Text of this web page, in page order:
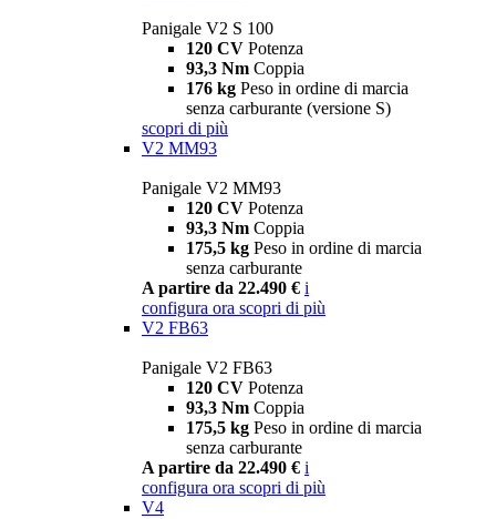
Panigale V2 S 100
120 CV Potenza
93,3 Nm Coppia
176 kg Peso in ordine di marcia
senza carburante (versione S)
scopri di più
V2 MM93
Panigale V2 MM93
120 CV Potenza
93,3 Nm Coppia
175,5 kg Peso in ordine di marcia
senza carburante
A partire da 22.490 € i
configura ora scopri di più
V2 FB63
Panigale V2 FB63
120 CV Potenza
93,3 Nm Coppia
175,5 kg Peso in ordine di marcia
senza carburante
A partire da 22.490 € i
configura ora scopri di più
V4